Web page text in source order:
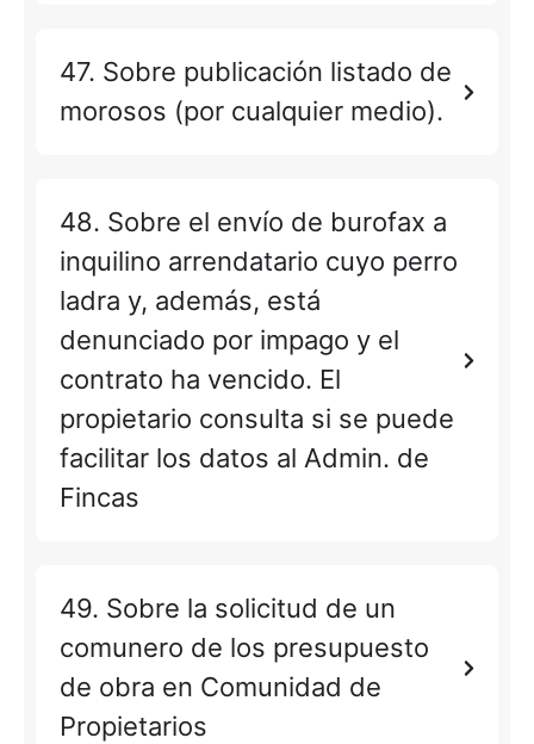
47. Sobre publicación listado de
morosos (por cualquier medio).
48. Sobre el envío de burofax a
inquilino arrendatario cuyo perro
ladra y, además, está
denunciado por impago y el
contrato ha vencido. El
propietario consulta si se puede
facilitar los datos al Admin. de
Fincas
49. Sobre la solicitud de un
comunero de los presupuesto
de obra en Comunidad de
Propietarios